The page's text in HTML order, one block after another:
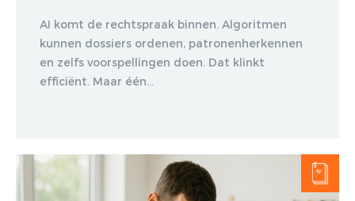
AI komt de rechtspraak binnen. Algoritmen
kunnen dossiers ordenen, patronenherkennen
en zelfs voorspellingen doen. Dat klinkt
efficiënt. Maar één...